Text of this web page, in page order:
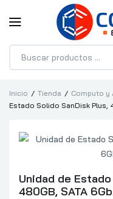
Inicio Tienda Computo y
Estado Solido SanDisk Plus,
Unidad de
480GB, SATA